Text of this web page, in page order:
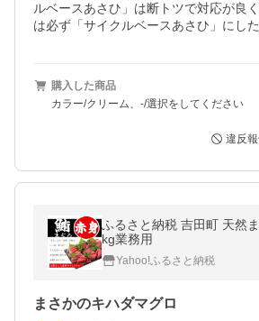
ルベースあさひ」は断トツで対応が良
は必ず「サイクルベースあさひ」にし
購入した商品
カラー/クリーム、-/選択をしてください
違反
ふるさと納税 吉田町 天然
kg業務用
Yahoo!ふるさと納税
まさかのキハダマグロ